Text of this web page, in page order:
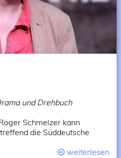
und Drehbuch
Schmelzer kann
die Süddeutsche
weiterlesen